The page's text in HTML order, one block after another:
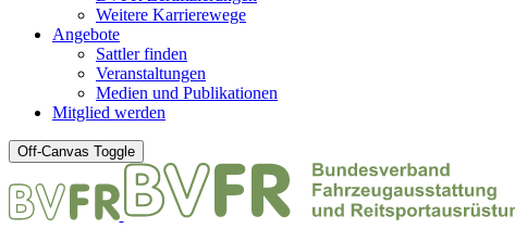
Weitere Karrierewege
Angebote
Sattler finden
Veranstaltungen
Medien und Publikationen
Mitglied werden
Off-Canvas Toggle